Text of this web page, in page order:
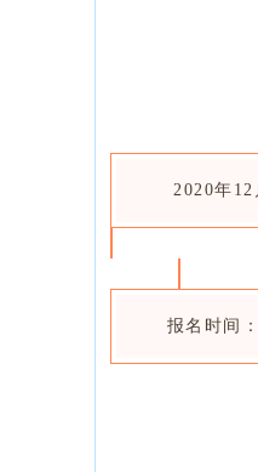
2020年12
报名时间：